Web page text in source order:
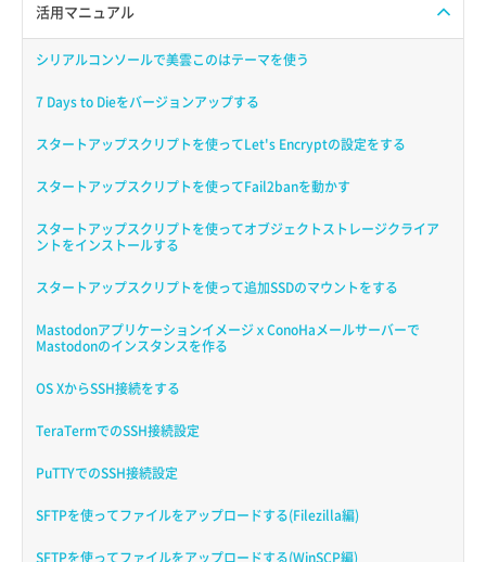
活用マニュアル
シリアルコンソールで美雲このはテーマを使う
7 Days to Dieをバージョンアップする
スタートアップスクリプトを使ってLet's Encryptの設定をする
スタートアップスクリプトを使ってFail2banを動かす
スタートアップスクリプトを使ってオブジェクトストレージクライア
ントをインストールする
スタートアップスクリプトを使って追加SSDのマウントをする
MastodonアプリケーションイメージｘConoHaメールサーバーで
Mastodonのインスタンスを作る
OS XからSSH接続をする
TeraTermでのSSH接続設定
PuTTYでのSSH接続設定
SFTPを使ってファイルをアップロードする(Filezilla編)
SFTPを使ってファイルをアップロードする(WinSCP編)